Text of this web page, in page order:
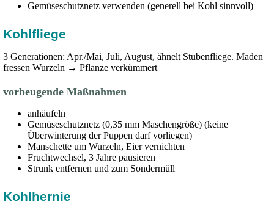
Gemüseschutznetz verwenden (generell bei Kohl sinnvoll)
Kohlfliege
3 Generationen: Apr./Mai, Juli, August, ähnelt Stubenfliege. Maden
fressen Wurzeln → Pflanze verkümmert
vorbeugende Maßnahmen
anhäufeln
Gemüseschutznetz (0,35 mm Maschengröße) (keine
Überwinterung der Puppen darf vorliegen)
Manschette um Wurzeln, Eier vernichten
Fruchtwechsel, 3 Jahre pausieren
Strunk entfernen und zum Sondermüll
Kohlhernie